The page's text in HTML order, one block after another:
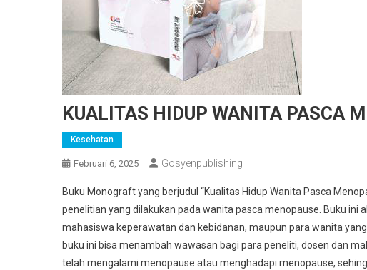
KUALITAS HIDUP WANITA PASCA
Kesehatan
Februari 6, 2025 Gosyenpublishing
Buku Monograft yang berjudul “Kualitas Hidup Wanita Pasca
penelitian yang dilakukan pada wanita pasca menopause. Buku ini
mahasiswa keperawatan dan kebidanan, maupun para wanita
buku ini bisa menambah wawasan bagi para peneliti, dosen dan
telah mengalami menopause atau menghadapi menopause,